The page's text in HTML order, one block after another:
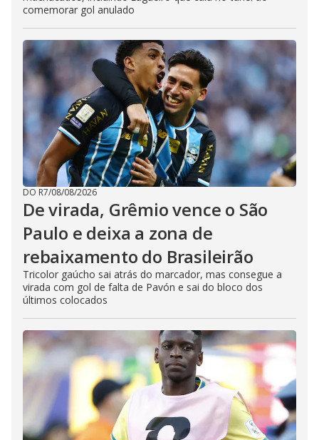
comemorar gol anulado
DO R7/08/08/2026
De virada, Grêmio vence o São
Paulo e deixa a zona de
rebaixamento do Brasileirão
Tricolor gaúcho sai atrás do marcador, mas consegue a
virada com gol de falta de Pavón e sai do bloco dos
últimos colocados